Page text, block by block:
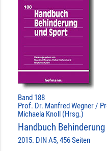
Band 188
Prof. Dr. Manfred Wegner /
Michaela Knoll (Hrsg.)
Handbuch
2015. DIN A5, 456 Seiten